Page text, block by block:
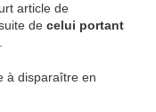
article de
suite de celui portant
à disparaître en